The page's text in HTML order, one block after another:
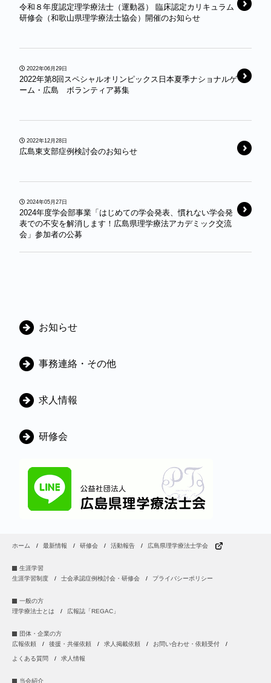
令和８年度認定理学療法士（運動器） 臨床認定カリキュラム
研修会（和歌山県理学療法士協会）開催のお知らせ
2022年06月29日
2022年第8回スペシャルオリンピックス日本夏季ナショナルゲ
ーム・広島 ボランティア募集
2022年12月28日
広島東支部症例検討会のお知らせ￼
2024年05月27日
2024年度学会部事業「はじめての学会発表、慣れない学会発
表での不安を解消します！広島県理学療法アカデミック交流
会」参加者の公募
カ
ゴ
ー
お知らせ
事務連絡・その他
求人情報
研修会
ホーム 最新情報 研修会 活動報告 広島県理学療法士学会
生涯学習
生涯学習制度
士会承認症例検討会・研修会 プライバシーポリシー
一般の方
理学療法士とは
広報誌「REGAC」
団体・企業の方
広報依頼
後援・共催依頼 求人掲載依頼 お問い合わせ・依頼受付
よくある質問 求人情報
当会紹介